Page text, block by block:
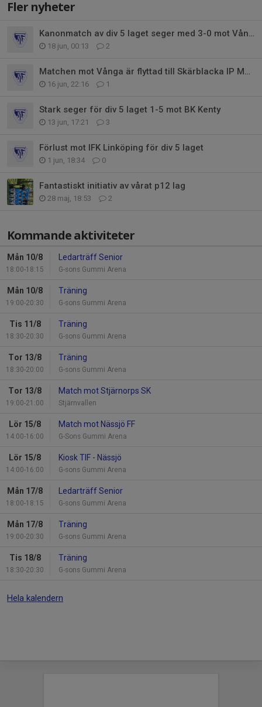
Fler nyheter
Kanonmatch av div 5 laget seger med 3-0 mot Vånga
18 jun, 00:13 2
Matchen mot Vånga är flyttad till Skärblacka IP Matchstart 19,30
16 jun, 22:16 1
Stark seger för div 5 laget 1-5 mot BK Kenty
13 jun, 17:21 3
Förlust mot IFK Linköping för div 5 laget
1 jun, 18:34 0
Fantastiskt initiativ av vårat p12 lag
28 maj, 18:53 2
Kommande aktiviteter
Mån 10/8
18:00-18:15
Ledarträff Senior
G-sons Gummi Arena
Mån 10/8
19:00-20:30
Träning
G-sons Gummi Arena
Tis 11/8
18:30-20:30
Träning
G-sons Gummi Arena
Tor 13/8
18:30-20:00
Träning
G-sons Gummi Arena
Tor 13/8
19:00-21:00
Match mot Stjärnorps SK
Stjärnvallen
Lör 15/8
14:00-16:00
Match mot Nässjö FF
G-Sons Gummi Arena
Lör 15/8
14:00-16:00
Kiosk TIF - Nässjö
G-sons Gummi Arena
Mån 17/8
18:00-18:15
Ledarträff Senior
G-sons Gummi Arena
Mån 17/8
19:00-20:30
Träning
G-sons Gummi Arena
Tis 18/8
18:30-20:30
Träning
G-sons Gummi Arena
Hela kalendern